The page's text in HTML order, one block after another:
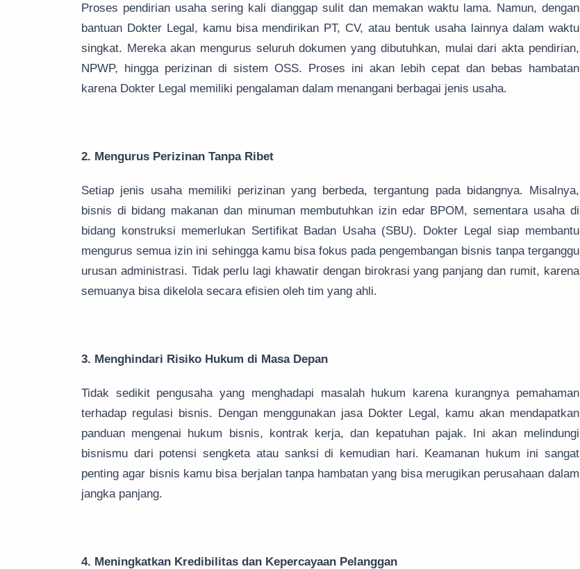
Proses pendirian usaha sering kali dianggap sulit dan memakan waktu lama. Namun, dengan
bantuan Dokter Legal, kamu bisa mendirikan PT, CV, atau bentuk usaha lainnya dalam waktu
singkat. Mereka akan mengurus seluruh dokumen yang dibutuhkan, mulai dari akta pendirian,
NPWP, hingga perizinan di sistem OSS. Proses ini akan lebih cepat dan bebas hambatan
karena Dokter Legal memiliki pengalaman dalam menangani berbagai jenis usaha.
2. Mengurus Perizinan Tanpa Ribet
Setiap jenis usaha memiliki perizinan yang berbeda, tergantung pada bidangnya. Misalnya,
bisnis di bidang makanan dan minuman membutuhkan izin edar BPOM, sementara usaha di
bidang konstruksi memerlukan Sertifikat Badan Usaha (SBU). Dokter Legal siap membantu
mengurus semua izin ini sehingga kamu bisa fokus pada pengembangan bisnis tanpa terganggu
urusan administrasi. Tidak perlu lagi khawatir dengan birokrasi yang panjang dan rumit, karena
semuanya bisa dikelola secara efisien oleh tim yang ahli.
3. Menghindari Risiko Hukum di Masa Depan
Tidak sedikit pengusaha yang menghadapi masalah hukum karena kurangnya pemahaman
terhadap regulasi bisnis. Dengan menggunakan jasa Dokter Legal, kamu akan mendapatkan
panduan mengenai hukum bisnis, kontrak kerja, dan kepatuhan pajak. Ini akan melindungi
bisnismu dari potensi sengketa atau sanksi di kemudian hari. Keamanan hukum ini sangat
penting agar bisnis kamu bisa berjalan tanpa hambatan yang bisa merugikan perusahaan dalam
jangka panjang.
4. Meningkatkan Kredibilitas dan Kepercayaan Pelanggan